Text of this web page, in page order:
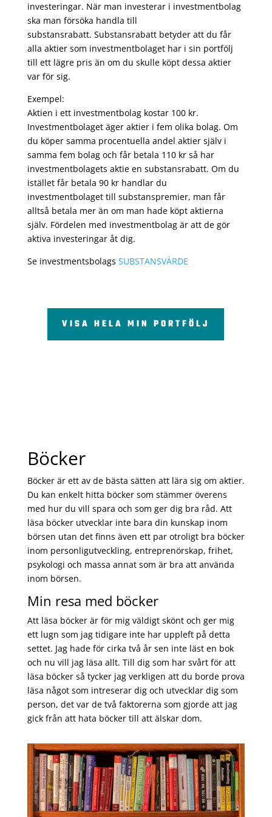
investeringar. När man investerar i investmentbolag
ska man försöka handla till
substansrabatt. Substansrabatt betyder att du får
alla aktier som investmentbolaget har i sin portfölj
till ett lägre pris än om du skulle köpt dessa aktier
var för sig.
Exempel:
Aktien i ett investmentbolag kostar 100 kr.
Investmentbolaget äger aktier i fem olika bolag. Om
du köper samma procentuella andel aktier själv i
samma fem bolag och får betala 110 kr så har
investmentbolagets aktie en substansrabatt. Om du
istället får betala 90 kr handlar du
investmentbolaget till substanspremier, man får
alltså betala mer än om man hade köpt aktierna
själv. Fördelen med investmentbolag är att de gör
aktiva investeringar åt dig.
Se investmentsbolags SUBSTANSVÄRDE
VISA HELA MIN PORTFÖLJ
Böcker
Böcker är ett av de bästa sätten att lära sig om aktier.
Du kan enkelt hitta böcker som stämmer överens
med hur du vill spara och som ger dig bra råd. Att
läsa böcker utvecklar inte bara din kunskap inom
börsen utan det finns även ett par otroligt bra böcker
inom personligutveckling, entreprenörskap, frihet,
psykologi och massa annat som är bra att använda
inom börsen.
Min resa med böcker
Att läsa böcker är för mig väldigt skönt och ger mig
ett lugn som jag tidigare inte har uppleft på detta
settet. Jag hade för cirka två år sen inte läst en bok
och nu vill jag läsa allt. Till dig som har svårt för att
läsa böcker så tycker jag verkligen att du borde prova
läsa något som intreserar dig och utvecklar dig som
person, det var de två faktorerna som gjorde att jag
gick från att hata böcker till att älskar dom.